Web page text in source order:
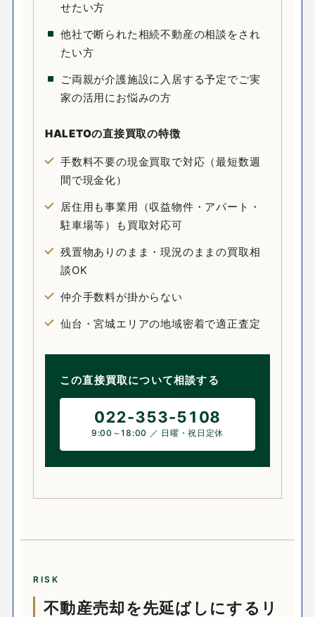
せたい方
他社で断られた相続不動産の相談をされ
たい方
ご両親が介護施設に入居する予定でご実
家の活用にお悩みの方
HALETOの直接買取の特徴
手数料不要の現金買取で対応（最短数週
間で現金化）
居住用も事業用（収益物件・アパート・
駐車場等）も買取対応可
残置物ありのまま・現況のままの買取相
談OK
仲介手数料が掛からない
仙台・宮城エリアの地域密着で適正査定
この直接買取について相談する
022-353-5108
9:00～18:00 ／ 日曜・祝日定休
RISK
不動産売却を先延ばしにするリ